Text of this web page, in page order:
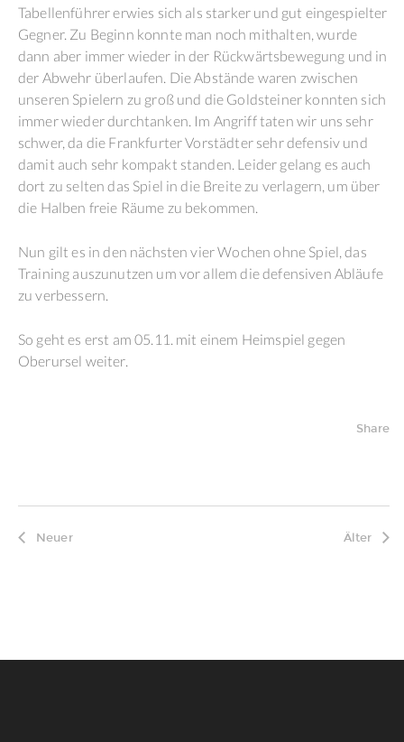
Tabellenführer erwies sich als starker und gut eingespielter
Gegner. Zu Beginn konnte man noch mithalten, wurde
dann aber immer wieder in der Rückwärtsbewegung und in
der Abwehr überlaufen. Die Abstände waren zwischen
unseren Spielern zu groß und die Goldsteiner konnten sich
immer wieder durchtanken. Im Angriff taten wir uns sehr
schwer, da die Frankfurter Vorstädter sehr defensiv und
damit auch sehr kompakt standen. Leider gelang es auch
dort zu selten das Spiel in die Breite zu verlagern, um über
die Halben freie Räume zu bekommen.
Nun gilt es in den nächsten vier Wochen ohne Spiel, das
Training auszunutzen um vor allem die defensiven Abläufe
zu verbessern.
So geht es erst am 05.11. mit einem Heimspiel gegen
Oberursel weiter.
Share
Neuer Älter